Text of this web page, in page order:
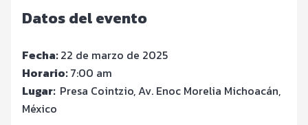
Datos del evento
Fecha:22 de marzo de 2025
Horario:7:00 am
Lugar: Presa Cointzio, Av. Enoc Morelia Michoacán,
México